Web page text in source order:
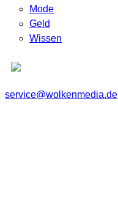
Mode
Geld
Wissen
service@wolkenmedia.de